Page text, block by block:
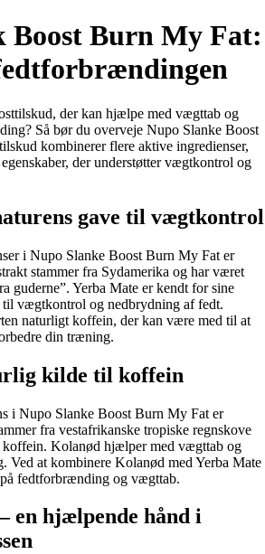
Boost Burn My Fat:
der kan hjælpe med vægttab og
Så bør du overveje Nupo Slanke Boost
kombinerer flere aktive ingredienser,
der understøtter vægtkontrol og
gave til vægtkontrol
i Nupo Slanke Boost Burn My Fat er
stammer fra Sydamerika og har været
guderne”. Yerba Mate er kendt for sine
til vægtkontrol og nedbrydning af fedt.
naturligt koffein, der kan være med til at
din træning.
kilde til koffein
i Nupo Slanke Boost Burn My Fat er
fra vestafrikanske tropiske regnskove
Kolanød hjælper med vægttab og
Ved at kombinere Kolanød med Yerba Mate
fedtforbrænding og vægttab.
en hjælpende hånd i